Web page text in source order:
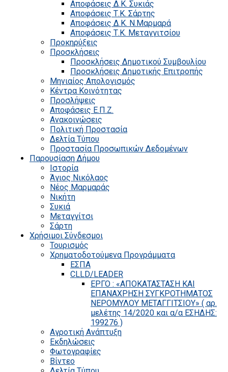
Αποφάσεις Δ.Κ. Συκιάς
Αποφάσεις Τ.Κ. Σάρτης
Αποφάσεις Δ.Κ. Ν.Μαρμαρά
Αποφάσεις Τ.Κ. Μεταγγιτσίου
Προκηρύξεις
Προσκλήσεις
Προσκλήσεις Δημοτικού Συμβουλίου
Προσκλήσεις Δημοτικής Επιτροπής
Μηνιαίος Απολογισμός
Κέντρα Κοινότητας
Προσλήψεις
Αποφάσεις Ε.Π.Ζ.
Ανακοινώσεις
Πολιτική Προστασία
Δελτία Τύπου
Προστασία Προσωπικών Δεδομένων
Παρουσίαση Δήμου
Ιστορία
Άγιος Νικόλαος
Νέος Μαρμαράς
Νικήτη
Συκιά
Μεταγγίτσι
Σάρτη
Χρήσιμοι Σύνδεσμοι
Τουρισμός
Χρηματοδοτούμενα Προγράμματα
ΕΣΠΑ
CLLD/LEADER
ΕΡΓΟ : «ΑΠΟΚΑΤΑΣΤΑΣΗ ΚΑΙ
ΕΠΑΝΑΧΡΗΣΗ ΣΥΓΚΡΟΤΗΜΑΤΟΣ
ΝΕΡΟΜΥΛΟΥ ΜΕΤΑΓΓΙΤΣΙΟΥ» ( αρ.
μελέτης 14/2020 και α/α ΕΣΗΔΗΣ:
199276 )
Αγροτική Ανάπτυξη
Εκδηλώσεις
Φωτογραφίες
Βίντεο